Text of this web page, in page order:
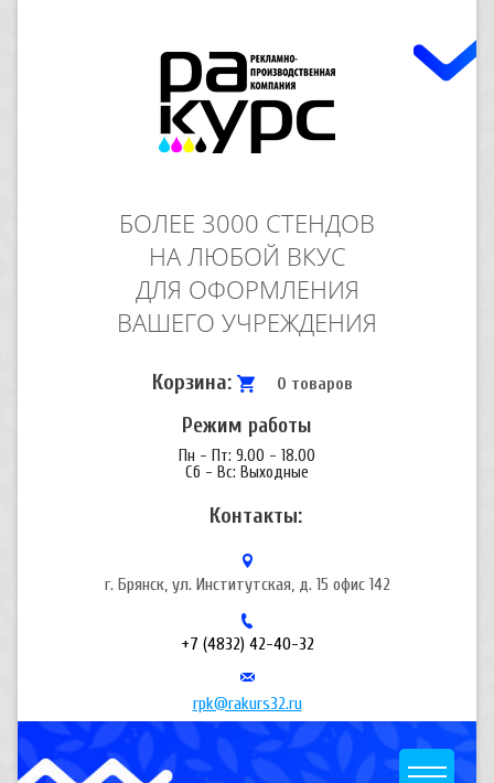
БОЛЕЕ 3000 СТЕНДОВ
НА ЛЮБОЙ ВКУС
ДЛЯ ОФОРМЛЕНИЯ
ВАШЕГО УЧРЕЖДЕНИЯ
Корзина: 0 товаров
Режим работы
Пн - Пт: 9.00 - 18.00
Сб - Вс: Выходные
Контакты:
г. Брянск, ул. Институтская, д. 15 офис 142
+7 (4832) 42-40-32
rpk@rakurs32.ru